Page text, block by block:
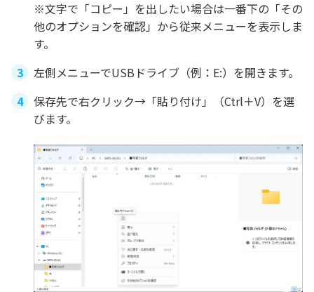
※文字で「コピー」を出したい場合は一番下の「その
他のオプションを確認」から従来メニューを表示しま
す。
左側メニューでUSBドライブ（例：E:）を開きます。
保存先で右クリック→「貼り付け」（Ctrl＋V）を選
びます。